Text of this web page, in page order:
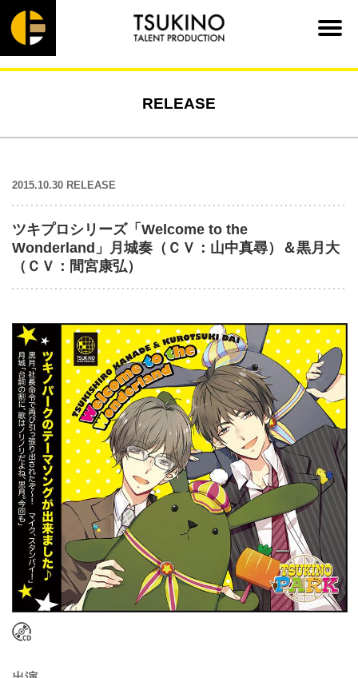
RELEASE
2015.10.30 RELEASE
ツキプロシリーズ「Welcome to the
Wonderland」月城奏（ＣＶ：山中真尋）＆黒月大
（ＣＶ：間宮康弘）